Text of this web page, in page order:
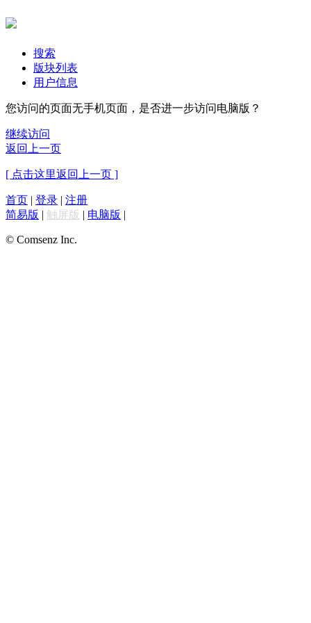
搜索
版块列表
用户信息
您访问的页面无手机页面，是否进一步访问电脑版？
继续访问
返回上一页
[ 点击这里返回上一页 ]
首页 | 登录 | 注册
简易版 | 触屏版 | 电脑版 |
© Comsenz Inc.